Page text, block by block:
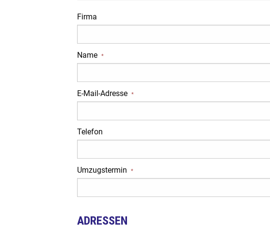
Firma
Name *
E-Mail-Adresse *
Telefon
Umzugstermin *
ADRESSEN